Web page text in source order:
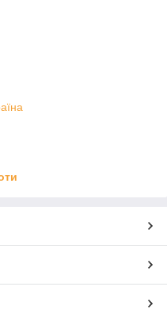
ідеальний розмір,
сезонні колекції
у ваш простір вже